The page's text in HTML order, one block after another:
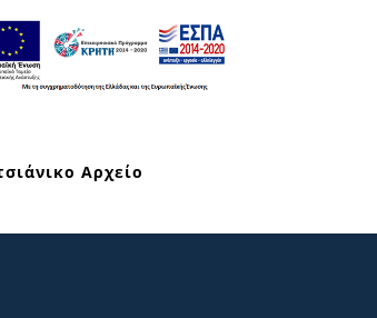
Αρχείο